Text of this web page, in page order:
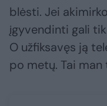
blėsti. Jei
įgyvendinti gali
O užfiksavęs ją
po metų. Tai